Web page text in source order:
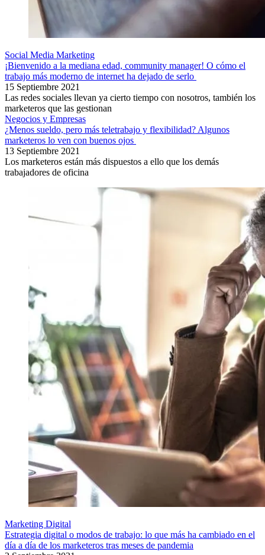
Social Media Marketing
¡Bienvenido a la mediana edad, community manager! O cómo el
trabajo más moderno de internet ha dejado de serlo
15 Septiembre 2021
Las redes sociales llevan ya cierto tiempo con nosotros, también los
marketeros que las gestionan
Negocios y Empresas
¿Menos sueldo, pero más teletrabajo y flexibilidad? Algunos
marketeros lo ven con buenos ojos
13 Septiembre 2021
Los marketeros están más dispuestos a ello que los demás
trabajadores de oficina
Marketing Digital
Estrategia digital o modos de trabajo: lo que más ha cambiado en el
día a día de los marketeros tras meses de pandemia